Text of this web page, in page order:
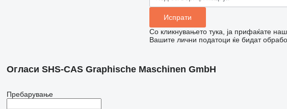
Со кликнувањето тука, ја прифаќате
Вашите лични податоци ќе бидат
Огласи SHS-CAS Graphische Maschinen GmbH
Пребарување